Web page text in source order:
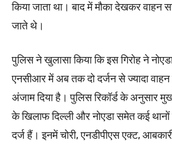
किया जाता था। बाद में मौका देखकर वाहन
जाते थे।
पुलिस ने खुलासा किया कि इस गिरोह ने
एनसीआर में अब तक दो दर्जन से ज्यादा वाहन
अंजाम दिया है। पुलिस रिकॉर्ड के अनुसार
के खिलाफ दिल्ली और नोएडा समेत कई
दर्ज हैं। इनमें चोरी, एनडीपीएस एक्ट,